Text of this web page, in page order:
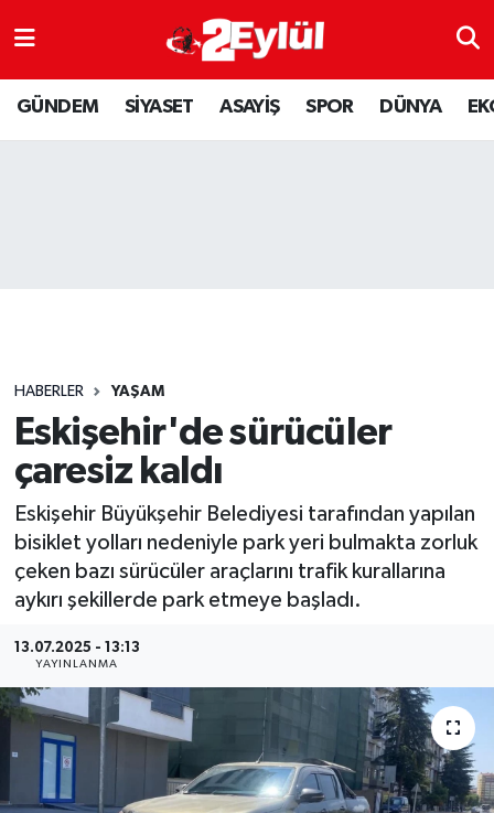
GÜNDEM SİYASET ASAYİŞ SPOR DÜNYA
HABERLER YAŞAM
Eskişehir'de sürücüler
çaresiz kaldı
Eskişehir Büyükşehir Belediyesi tarafından yapılan
bisiklet yolları nedeniyle park yeri bulmakta zorluk
çeken bazı sürücüler araçlarını trafik kurallarına
aykırı şekillerde park etmeye başladı.
13.07.2025 - 13:13
YAYINLANMA
ASAYİŞ
DÜNYA
SPOR
YAŞAM
Nöbetçi Eczaneler
Hava Durumu
Son Dakika Haberleri
Haber Arşivi